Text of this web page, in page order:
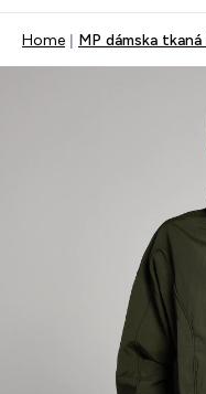
Home MP dámska